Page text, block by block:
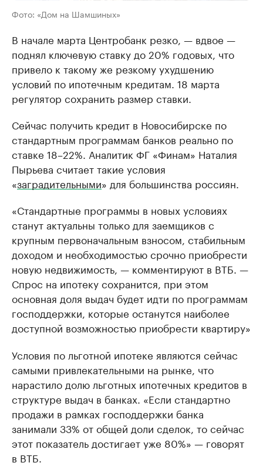
Фото: «Дом на Шамшиных»
В начале марта Центробанк резко, — вдвое —
поднял ключевую ставку до 20% годовых, что
привело к такому же резкому ухудшению
условий по ипотечным кредитам. 18 марта
регулятор сохранить размер ставки.
Сейчас получить кредит в Новосибирске по
стандартным программам банков реально по
ставке 18–22%. Аналитик ФГ «Финам» Наталия
Пырьева считает такие условия
«заградительными» для большинства россиян.
«Стандартные программы в новых условиях
станут актуальны только для заемщиков с
крупным первоначальным взносом, стабильным
доходом и необходимостью срочно приобрести
новую недвижимость, — комментируют в ВТБ. —
Спрос на ипотеку сохранится, при этом
основная доля выдач будет идти по программам
господдержки, которые останутся наиболее
доступной возможностью приобрести квартиру»
Условия по льготной ипотеке являются сейчас
самыми привлекательными на рынке, что
нарастило долю льготных ипотечных кредитов в
структуре выдач в банках. «Если стандартно
продажи в рамках господдержки банка
занимали 33% от общей доли сделок, то сейчас
этот показатель достигает уже 80%» — говорят
в ВТБ.